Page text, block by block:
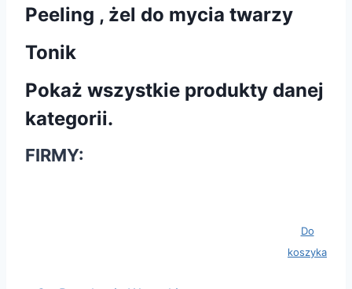
Peeling , żel do mycia twarzy
Tonik
Pokaż wszystkie produkty danej
kategorii.
FIRMY:
Do
koszyka